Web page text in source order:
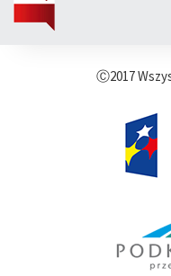
Ⓒ2017